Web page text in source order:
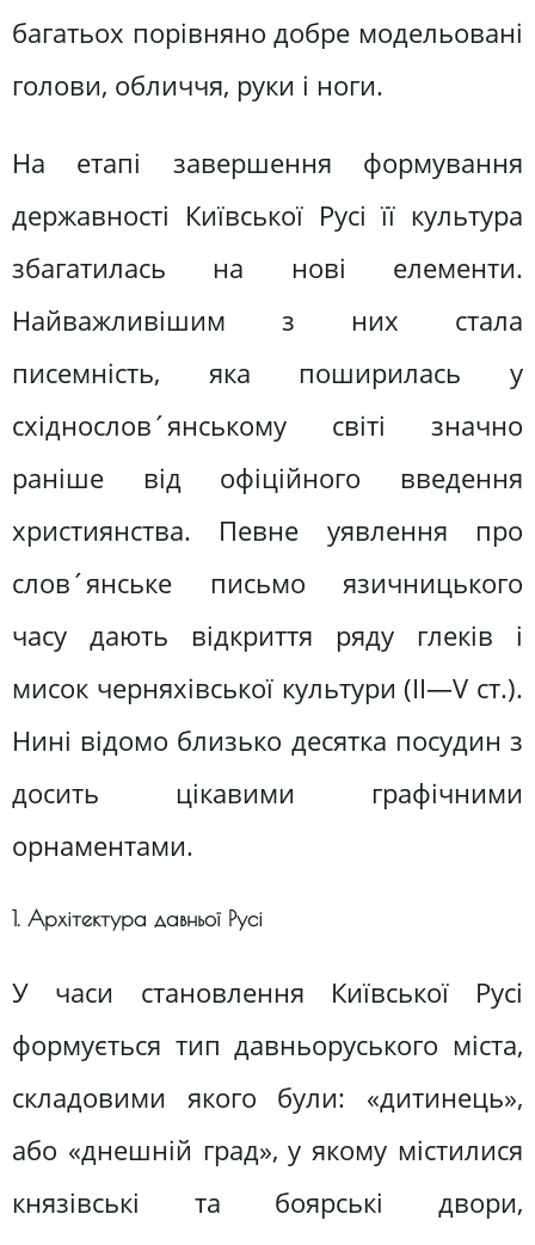
багатьох порівняно добре модельовані
голови, обличчя, руки і ноги.
На етапі завершення формування
державності Київської Русі її культура
збагатилась на нові елементи.
Найважливішим з них стала
писемність, яка поширилась у
східнослов´янському світі значно
раніше від офіційного введення
християнства. Певне уявлення про
слов´янське письмо язичницького
часу дають відкриття ряду глеків і
мисок черняхівської культури (II—V ст.).
Нині відомо близько десятка посудин з
досить цікавими графічними
орнаментами.
1. Архітектура давньої Русі
У часи становлення Київської Русі
формується тип давньоруського міста,
складовими якого були: «дитинець»,
або «днешній град», у якому містилися
князівські та боярські двори,